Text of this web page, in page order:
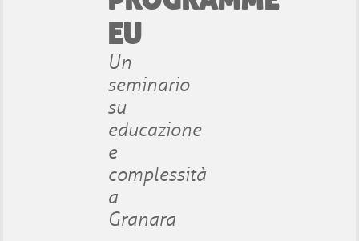
EU
Un
seminario
su
educazione
e
complessità
a
Granara